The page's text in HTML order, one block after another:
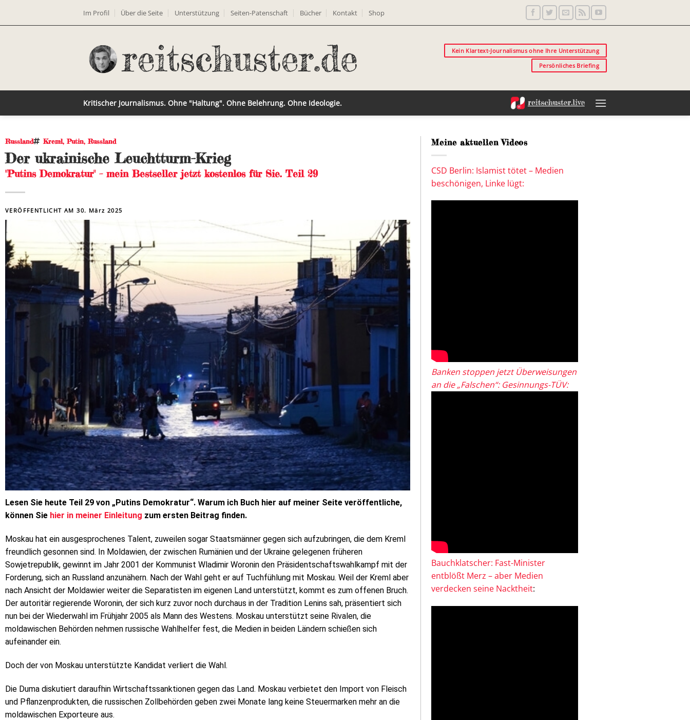
Im Profil Über die Seite Unterstützung Seiten-Patenschaft Bücher Kontakt Shop
Kein Klartext-Journalismus ohne Ihre Unterstützung
Persönliches Briefing
Kritischer Journalismus. Ohne "Haltung". Ohne Belehrung. Ohne Ideologie.
Russland Kreml,Putin, Russland
Der ukrainische Leuchtturm-Krieg
"Putins Demokratur" – mein Bestseller jetzt kostenlos für Sie. Teil 29
VERÖFFENTLICHT AM30. März 2025
Lesen Sie heute Teil 29 von „Putins Demokratur“. Warum ich Buch hier auf meiner Seite veröffentliche,
können Sie hier in meiner Einleitung zum ersten Beitrag finden.
Moskau hat ein ausgesprochenes Talent, zuweilen sogar Staatsmänner gegen sich aufzubringen, die dem Kreml
freundlich gesonnen sind. In Moldawien, der zwischen Rumänien und der Ukraine gelegenen früheren
Sowjetrepublik, gewinnt im Jahr 2001 der Kommunist Wladimir Woronin den Präsidentschaftswahlkampf mit der
Forderung, sich an Russland anzunähern. Nach der Wahl geht er auf Tuchfühlung mit Moskau. Weil der Kreml aber
nach Ansicht der Moldawier weiter die Separatisten im eigenen Land unterstützt, kommt es zum offenen Bruch.
Der autoritär regierende Woronin, der sich kurz zuvor noch durchaus in der Tradition Lenins sah, präsentiert sich
nun bei der Wiederwahl im Frühjahr 2005 als Mann des Westens. Moskau unterstützt seine Rivalen, die
moldawischen Behörden nehmen russische Wahlhelfer fest, die Medien in beiden Ländern schießen sich
aufeinander ein.
Doch der von Moskau unterstützte Kandidat verliert die Wahl.
Die Duma diskutiert daraufhin Wirtschaftssanktionen gegen das Land. Moskau verbietet den Import von Fleisch
und Pflanzenprodukten, die russischen Zollbehörden geben zwei Monate lang keine Steuermarken mehr an die
moldawischen Exporteure aus.
Meine aktuellen Videos
CSD Berlin: Islamist tötet – Medien
beschönigen, Linke lügt:
Banken stoppen jetzt Überweisungen
an die „Falschen“: Gesinnungs-TÜV:
Bauchklatscher: Fast-Minister
entblößt Merz – aber Medien
verdecken seine Nacktheit: